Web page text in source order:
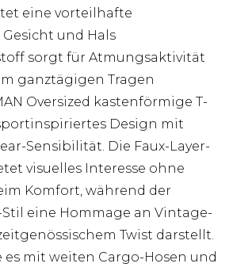
eine vorteilhafte
und Hals
sorgt für Atmungsaktivität
ganztägigen Tragen
Oversized kastenförmige T-
Design mit
Sensibilität. Die Faux-Layer-
visuelles Interesse ohne
Komfort, während der
eine Hommage an Vintage-
Twist darstellt.
es mit weiten Cargo-Hosen und